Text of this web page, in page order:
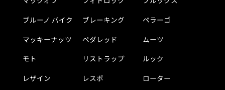
ブルーノ バイク
ブレーキング
ペラーゴ
マッキーナッツ
ペダレッド
ムーツ
モト
リストラップ
ルック
レザイン
レスポ ローター